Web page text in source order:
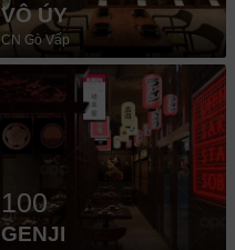
VÔ ÚY
CN Gò Vấp
100
GENJI